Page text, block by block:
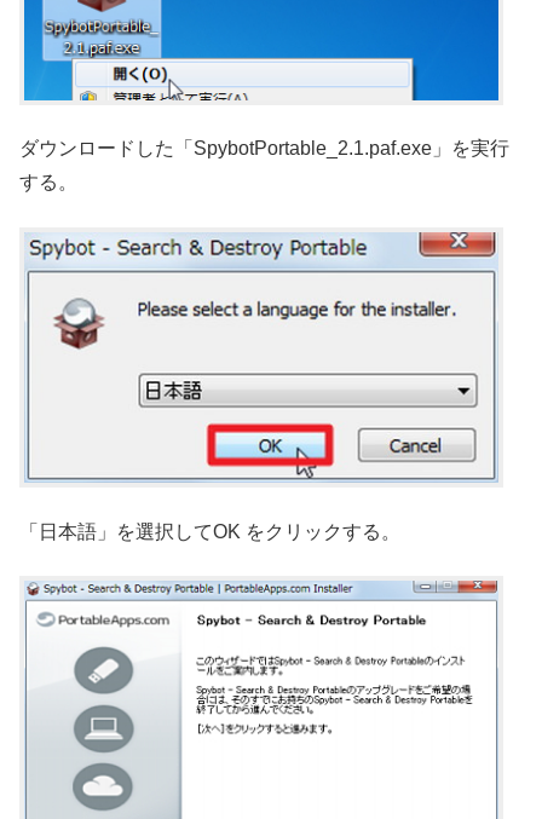
ダウンロードした「SpybotPortable_2.1.paf.exe」を実行
する。
「日本語」を選択してOK をクリックする。